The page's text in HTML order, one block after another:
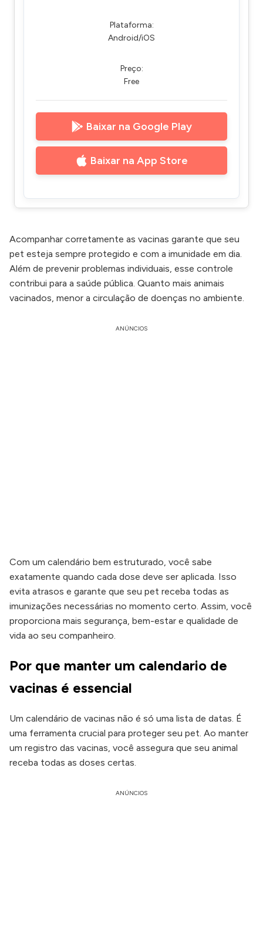
Plataforma:
Android/iOS
Preço:
Free
Baixar na Google Play
Baixar na App Store
Acompanhar corretamente as vacinas garante que seu
pet esteja sempre protegido e com a imunidade em dia.
Além de prevenir problemas individuais, esse controle
contribui para a saúde pública. Quanto mais animais
vacinados, menor a circulação de doenças no ambiente.
ANÚNCIOS
Com um calendário bem estruturado, você sabe
exatamente quando cada dose deve ser aplicada. Isso
evita atrasos e garante que seu pet receba todas as
imunizações necessárias no momento certo. Assim, você
proporciona mais segurança, bem-estar e qualidade de
vida ao seu companheiro.
Por que manter um calendario de
vacinas é essencial
Um calendário de vacinas não é só uma lista de datas. É
uma ferramenta crucial para proteger seu pet. Ao manter
um registro das vacinas, você assegura que seu animal
receba todas as doses certas.
ANÚNCIOS